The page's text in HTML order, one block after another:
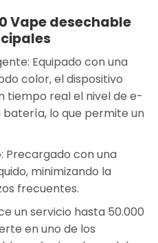
Vape desechable
: Equipado con una
color, el dispositivo
tiempo real el nivel de e-
batería, lo que permite un
: Precargado con una
minimizando la
frecuentes.
un servicio hasta 50.000
en uno de los